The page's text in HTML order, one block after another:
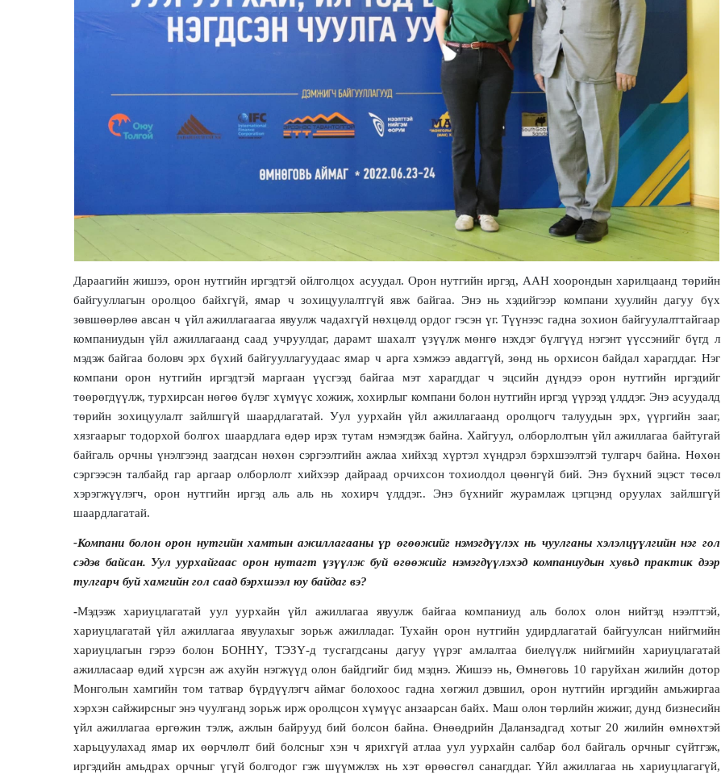
Дараагийн жишээ, орон нутгийн иргэдтэй ойлголцох асуудал. Орон нутгийн иргэд, ААН хоорондын харилцаанд төрийн
байгууллагын оролцоо байхгүй, ямар ч зохицуулалтгүй явж байгаа. Энэ нь хэдийгээр компани хуулийн дагуу бүх
зөвшөөрлөө авсан ч үйл ажиллагаагаа явуулж чадахгүй нөхцөлд ордог гэсэн үг. Түүнээс гадна зохион байгуулалттайгаар
компаниудын үйл ажиллагаанд саад учруулдаг, дарамт шахалт үзүүлж мөнгө нэхдэг бүлгүүд нэгэнт үүссэнийг бүгд л
мэдэж байгаа боловч эрх бүхий байгууллагуудаас ямар ч арга хэмжээ авдаггүй, зөнд нь орхисон байдал харагддаг. Нэг
компани орон нутгийн иргэдтэй маргаан үүсгээд байгаа мэт харагддаг ч эцсийн дүндээ орон нутгийн иргэдийг
төөрөгдүүлж, турхирсан нөгөө бүлэг хүмүүс хожиж, хохирлыг компани болон нутгийн иргэд үүрээд үлддэг. Энэ асуудалд
төрийн зохицуулалт зайлшгүй шаардлагатай. Уул уурхайн үйл ажиллагаанд оролцогч талуудын эрх, үүргийн зааг,
хязгаарыг тодорхой болгох шаардлага өдөр ирэх тутам нэмэгдэж байна. Хайгуул, олборлолтын үйл ажиллагаа байтугай
байгаль орчны үнэлгээнд заагдсан нөхөн сэргээлтийн ажлаа хийхэд хүртэл хүндрэл бэрхшээлтэй тулгарч байна. Нөхөн
сэргээсэн талбайд гар аргаар олборлолт хийхээр дайраад орчихсон тохиолдол цөөнгүй бий. Энэ бүхний эцэст төсөл
хэрэгжүүлэгч, орон нутгийн иргэд аль аль нь хохирч үлддэг.. Энэ бүхнийг журамлаж цэгцэнд оруулах зайлшгүй
шаардлагатай.
-Компани болон орон нутгийн хамтын ажиллагааны үр өгөөжийг нэмэгдүүлэх нь чуулганы хэлэлцүүлгийн нэг гол
сэдэв байсан. Уул уурхайгаас орон нутагт үзүүлж буй өгөөжийг нэмэгдүүлэхэд компаниудын хувьд практик дээр
тулгарч буй хамгийн гол саад бэрхшээл юу байдаг вэ?
-Мэдээж хариуцлагатай уул уурхайн үйл ажиллагаа явуулж байгаа компаниуд аль болох олон нийтэд нээлттэй,
хариуцлагатай үйл ажиллагаа явуулахыг зорьж ажилладаг. Тухайн орон нутгийн удирдлагатай байгуулсан нийгмийн
хариуцлагын гэрээ болон БОННҮ, ТЭЗҮ-д тусгагдсаны дагуу үүрэг амлалтаа биелүүлж нийгмийн хариуцлагатай
ажилласаар өдий хүрсэн аж ахуйн нэгжүүд олон байдгийг бид мэднэ. Жишээ нь, Өмнөговь 10 гаруйхан жилийн дотор
Монголын хамгийн том татвар бүрдүүлэгч аймаг болохоос гадна хөгжил дэвшил, орон нутгийн иргэдийн амьжиргаа
хэрхэн сайжирсныг энэ чуулганд зорьж ирж оролцсон хүмүүс анзаарсан байх. Маш олон төрлийн жижиг, дунд бизнесийн
үйл ажиллагаа өргөжин тэлж, ажлын байрууд бий болсон байна. Өнөөдрийн Даланзадгад хотыг 20 жилийн өмнөхтэй
харьцуулахад ямар их өөрчлөлт бий болсныг хэн ч ярихгүй атлаа уул уурхайн салбар бол байгаль орчныг сүйтгэж,
иргэдийн амьдрах орчныг үгүй болгодог гэж шүүмжлэх нь хэт өрөөсгөл санагддаг. Үйл ажиллагаа нь хариуцлагагүй,